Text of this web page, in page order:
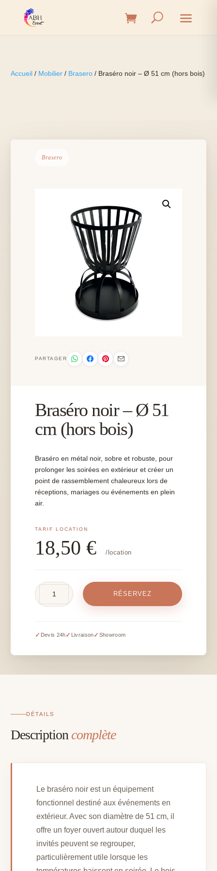
Accueil / Mobilier / Brasero / Braséro noir – Ø 51 cm (hors bois)
Brasero
PARTAGER
Braséro noir – Ø 51
cm (hors bois)
Braséro en métal noir, sobre et robuste, pour
prolonger les soirées en extérieur et créer un
point de rassemblement chaleureux lors de
réceptions, mariages ou événements en plein
air.
18,50€ /location
–
51
RÉSERVEZ
✓ Devis 24h✓ Livraison✓ Showroom
DÉTAILS
Description complète
Le braséro noir est un équipement
fonctionnel destiné aux événements en
extérieur. Avec son diamètre de 51 cm, il
offre un foyer ouvert autour duquel les
invités peuvent se regrouper,
particulièrement utile lorsque les